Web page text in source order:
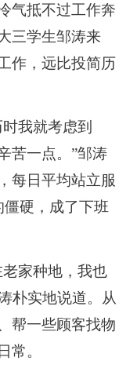
抵不过工作奔
三学生邹涛来
作，远比投简历
我就考虑到
苦一点。”邹涛
每日平均站立服
硬，成了下班
家种地，我也
朴实地说道。从
帮一些顾客找物
常。